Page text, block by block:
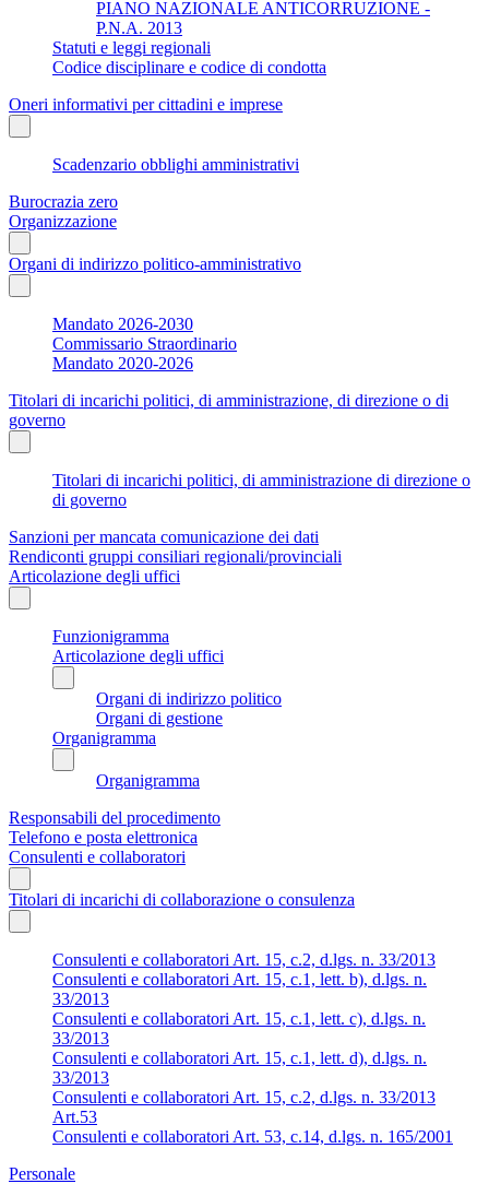
PIANO NAZIONALE ANTICORRUZIONE -
P.N.A. 2013
Statuti e leggi regionali
Codice disciplinare e codice di condotta
Oneri informativi per cittadini e imprese
Scadenzario obblighi amministrativi
Burocrazia zero
Organizzazione
Organi di indirizzo politico-amministrativo
Mandato 2026-2030
Commissario Straordinario
Mandato 2020-2026
Titolari di incarichi politici, di amministrazione, di direzione o di
governo
Titolari di incarichi politici, di amministrazione di direzione o
di governo
Sanzioni per mancata comunicazione dei dati
Rendiconti gruppi consiliari regionali/provinciali
Articolazione degli uffici
Funzionigramma
Articolazione degli uffici
Organi di indirizzo politico
Organi di gestione
Organigramma
Organigramma
Responsabili del procedimento
Telefono e posta elettronica
Consulenti e collaboratori
Titolari di incarichi di collaborazione o consulenza
Consulenti e collaboratori Art. 15, c.2, d.lgs. n. 33/2013
Consulenti e collaboratori Art. 15, c.1, lett. b), d.lgs. n.
33/2013
Consulenti e collaboratori Art. 15, c.1, lett. c), d.lgs. n.
33/2013
Consulenti e collaboratori Art. 15, c.1, lett. d), d.lgs. n.
33/2013
Consulenti e collaboratori Art. 15, c.2, d.lgs. n. 33/2013
Art.53
Consulenti e collaboratori Art. 53, c.14, d.lgs. n. 165/2001
Personale